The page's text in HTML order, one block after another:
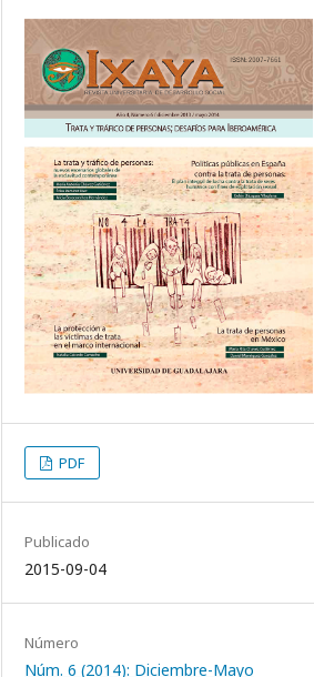
PDF
Publicado
2015-09-04
Número
Núm. 6 (2014): Diciembre-Mayo